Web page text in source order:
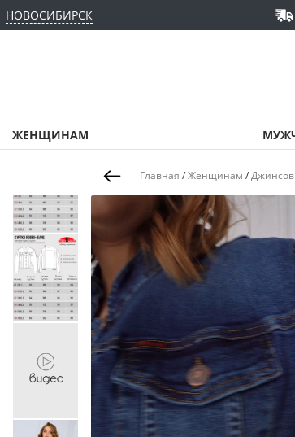
НОВОСИБИРСК
ЖЕНЩИНАМ
Главная /Женщинам /